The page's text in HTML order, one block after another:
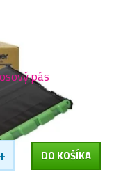
pás
DO KOŠÍKA